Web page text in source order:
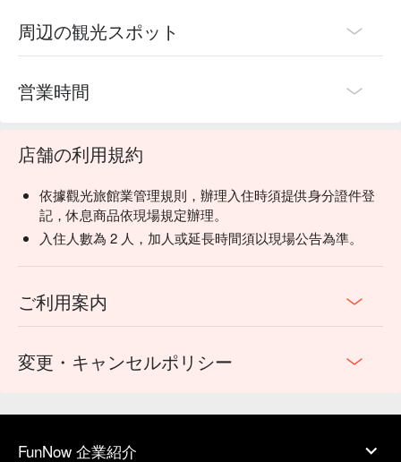
周辺の観光スポット
営業時間
店舗の利用規約
依據觀光旅館業管理規則，辦理入住時須提供身分證件登
記，休息商品依現場規定辦理。
入住人數為 2 人，加人或延長時間須以現場公告為準。
ご利用案内
変更・キャンセルポリシー
FunNow 企業紹介